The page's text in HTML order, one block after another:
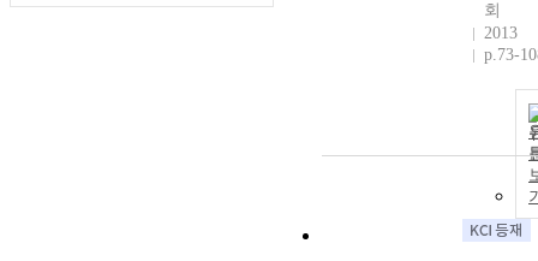
회
2013
p.73-